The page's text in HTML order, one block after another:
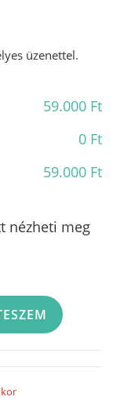
üzenettel.
59.000 Ft
0 Ft
59.000 Ft
nézheti meg